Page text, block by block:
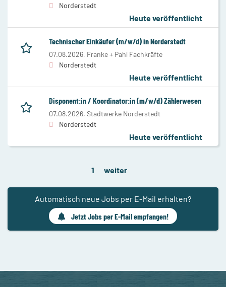
Norderstedt
Heute veröffentlicht
Technischer Einkäufer (m/w/d) in Norderstedt
07.08.2026, Franke + Pahl Fachkräfte
Norderstedt
Heute veröffentlicht
Disponent:in / Koordinator:in (m/w/d) Zählerwesen
07.08.2026, Stadtwerke Norderstedt
Norderstedt
Heute veröffentlicht
1 weiter
Automatisch neue Jobs per E-Mail erhalten?
Jetzt Jobs per E-Mail empfangen!